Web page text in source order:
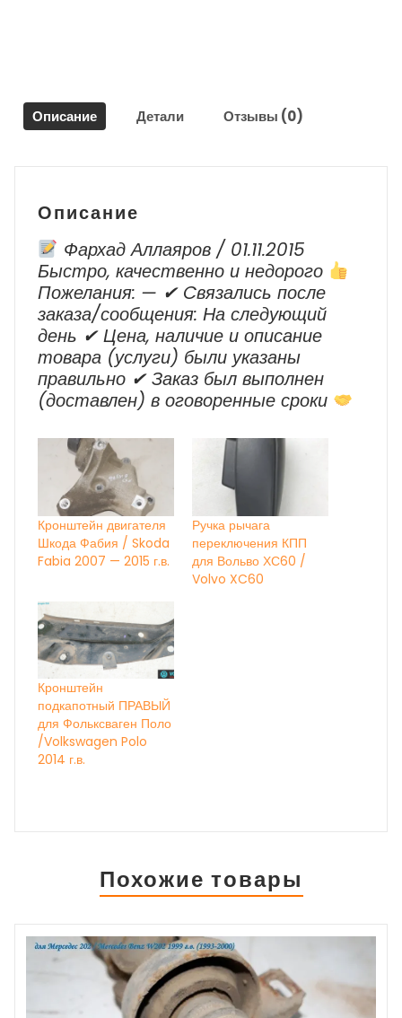
W202
Описание Детали Отзывы (0)
Описание
Фархад Аллаяров / 01.11.2015
Быстро, качественно и недорого
Пожелания: — ✔ Cвязались после
заказа/сообщения: На следующий
день ✔ Цена, наличие и описание
товара (услуги) были указаны
правильно ✔ Заказ был выполнен
(доставлен) в оговоренные сроки
Кронштейн двигателя
Шкода Фабия / Skoda
Fabia 2007 — 2015 г.в.
Ручка рычага
переключения КПП
для Вольво ХС60 /
Volvo XC60
Кронштейн
подкапотный ПРАВЫЙ
для Фольксваген Поло
/Volkswagen Polo
2014 г.в.
Похожие товары